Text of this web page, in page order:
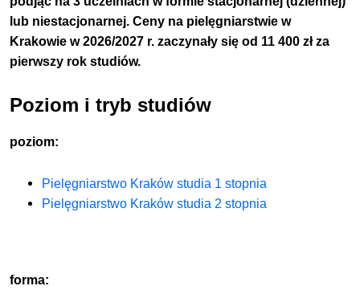
lub niestacjonarnej. Ceny na pielęgniarstwie w
Krakowie w 2026/2027 r. zaczynały się od 11 400 zł za
pierwszy rok studiów.
Poziom i tryb studiów
poziom:
Pielęgniarstwo Kraków studia 1 stopnia
Pielęgniarstwo Kraków studia 2 stopnia
forma: